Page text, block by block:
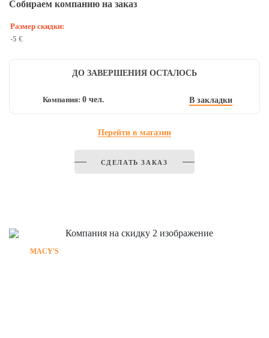
Собираем компанию на заказ
Размер скидки:
-5 €
ДО ЗАВЕРШЕНИЯ ОСТАЛОСЬ
Компания:0 чел. В закладки
Перейти в магазин
СДЕЛАТЬ ЗАКАЗ
MACY'S